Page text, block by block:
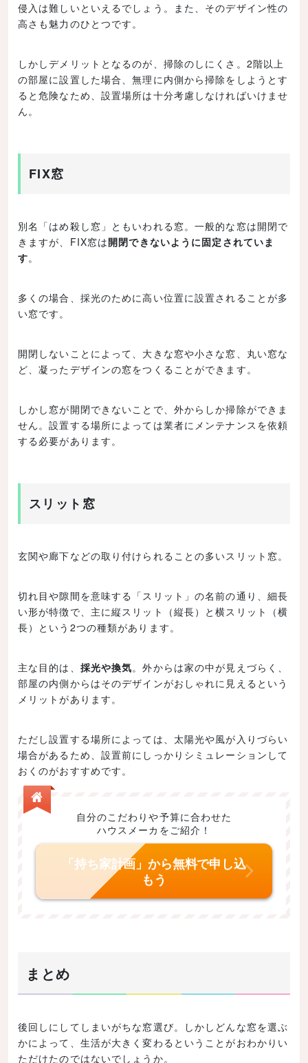
侵入は難しいといえるでしょう。また、そのデザイン性の
高さも魅力のひとつです。
しかしデメリットとなるのが、掃除のしにくさ。2階以上
の部屋に設置した場合、無理に内側から掃除をしようとす
ると危険なため、設置場所は十分考慮しなければいけませ
ん。
FIX窓
別名「はめ殺し窓」ともいわれる窓。一般的な窓は開閉で
きますが、FIX窓は開閉できないように固定されていま
す。
多くの場合、採光のために高い位置に設置されることが多
い窓です。
開閉しないことによって、大きな窓や小さな窓、丸い窓な
ど、凝ったデザインの窓をつくることができます。
しかし窓が開閉できないことで、外からしか掃除ができま
せん。設置する場所によっては業者にメンテナンスを依頼
する必要があります。
スリット窓
玄関や廊下などの取り付けられることの多いスリット窓。
切れ目や隙間を意味する「スリット」の名前の通り、細長
い形が特徴で、主に縦スリット（縦長）と横スリット（横
長）という2つの種類があります。
主な目的は、 採光や換気。外からは家の中が見えづらく、
部屋の内側からはそのデザインがおしゃれに見えるという
メリットがあります。
ただし設置する場所によっては、太陽光や風が入りづらい
場合があるため、設置前にしっかりシミュレーションして
おくのがおすすめです。
自分のこだわりや予算に合わせた
ハウスメーカをご紹介！
「持ち家計画」から無料で申し込
もう
まとめ
後回しにしてしまいがちな窓選び。しかしどんな窓を選ぶ
かによって、生活が大きく変わるということがおわかりい
ただけたのではないでしょうか。